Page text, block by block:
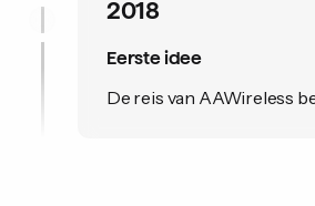
2018
Eerste idee
De reis van AAWireless